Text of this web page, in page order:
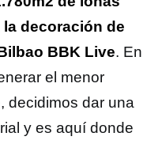
decoración de
BBK Live. En
el menor
decidimos dar una
y es aquí donde